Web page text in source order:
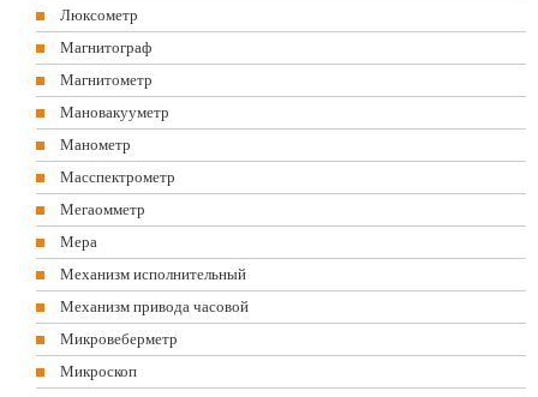
Люксометр
Магнитограф
Магнитометр
Мановакууметр
Манометр
Масспектрометр
Мегаомметр
Мера
Механизм исполнительный
Механизм привода часовой
Микровеберметр
Микроскоп